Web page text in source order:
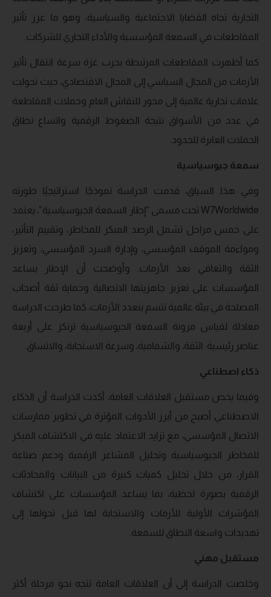
التجارية تجاه القضايا الاجتماعية والسياسية، وهو ما عزز تأثير
المقاطعات في السمعة المؤسسية والأداء التجاري للشركات.
كما أظهرت المقاطعات المرتبطة بحرب غزة سرعة انتقال تأثير
الأزمات من المجال السياسي إلى المجال الاقتصادي، حيث تحولت
علامات تجارية عالمية إلى محور للنقاش العام وحملات المقاطعة
في عدد من الأسواق نتيجة الضغوط الرقمية واتساع نطاق
الحملات العابرة للحدود.
سمعة جيوسياسية
وفي هذا السياق، قدمت الدراسة نموذجًا استراتيجيًا طورته
W7Worldwide تحت مسمى “إطار السمعة الجيوسياسية”، يعتمد
على خمس مراحل تشمل الرصد المبكر للمخاطر، وتقييم التأثير،
ومواءمة الموقف المؤسسي، وإدارة السرد المؤسسي، وتعزيز
الثقة والتعافي بعد الأزمات. وأوضحت أن الإطار يساعد
المؤسسات على تعزيز جاهزيتها الاتصالية وحماية ثقة أصحاب
المصلحة في بيئة عالمية تتسم بتعدد الأزمات، كما طرحت الدراسة
معادلة لقياس مرونة السمعة الجيوسياسية ترتكز على أربعة
عناصر رئيسية: الثقة، والشفافية، وسرعة الاستجابة، والاتساق.
ذكاء اصطناعي
وفيما يخص مستقبل العلاقات العامة، أكدت الدراسة أن الذكاء
الاصطناعي أصبح من أبرز الأدوات المؤثرة في تطوير ممارسات
الاتصال المؤسسي، مع تزايد الاعتماد عليه في الاكتشاف المبكر
للمخاطر الجيوسياسية وتحليل المشاعر الرقمية ودعم صناعة
القرار، من خلال تحليل كميات كبيرة من البيانات والمحادثات
الرقمية بصورة لحظية، بما يساعد المؤسسات على اكتشاف
المؤشرات الأولية للأزمات والاستجابة لها قبل تحولها إلى
تهديدات واسعة النطاق للسمعة.
مستقبل مهني
وخلصت الدراسة إلى أن العلاقات العامة تتجه نحو مرحلة أكثر